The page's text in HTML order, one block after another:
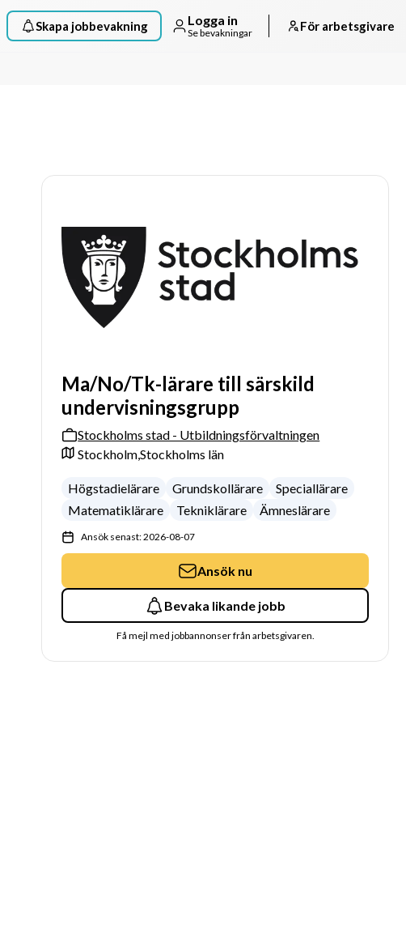
Skapa jobbevakning Logga in
Se bevakningar För arbetsgivare
Ma/No/Tk-lärare till särskild
undervisningsgrupp
Stockholms stad - Utbildningsförvaltningen
Stockholm,Stockholms län
Högstadielärare Grundskollärare
Speciallärare
Matematiklärare
Tekniklärare Ämneslärare
Ansök senast: 2026-08-07
Ansök nu
Bevaka likande jobb
Få mejl med jobbannonser från arbetsgivaren.